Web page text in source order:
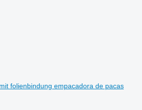
folienbindung empacadora de pacas